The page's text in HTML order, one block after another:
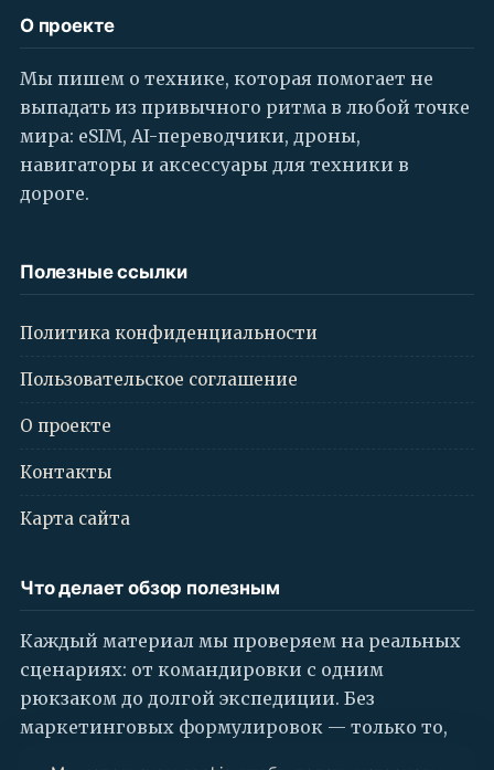
О проекте
Мы пишем о технике, которая помогает не
выпадать из привычного ритма в любой точке
мира: eSIM, AI-переводчики, дроны,
навигаторы и аксессуары для техники в
дороге.
Полезные ссылки
Политика конфиденциальности
Пользовательское соглашение
О проекте
Контакты
Карта сайта
Что делает обзор полезным
Каждый материал мы проверяем на реальных
сценариях: от командировки с одним
рюкзаком до долгой экспедиции. Без
маркетинговых формулировок — только то,